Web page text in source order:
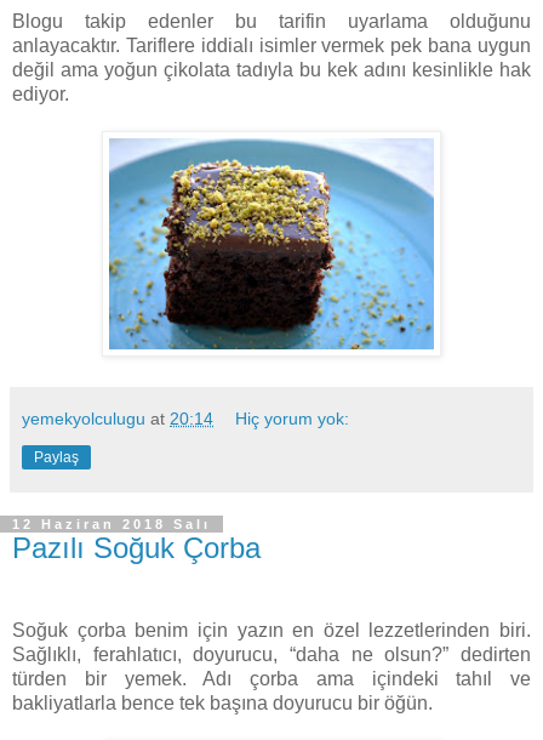
Blogu takip edenler bu tarifin uyarlama olduğunu
anlayacaktır. Tariflere iddialı isimler vermek pek bana uygun
değil ama yoğun çikolata tadıyla bu kek adını kesinlikle hak
ediyor.
yemekyolculugu at 20:14 Hiç yorum yok:
Paylaş
12 Haziran 2018 Salı
Pazılı Soğuk Çorba
Soğuk çorba benim için yazın en özel lezzetlerinden biri.
Sağlıklı, ferahlatıcı, doyurucu, “daha ne olsun?” dedirten
türden bir yemek. Adı çorba ama içindeki tahıl ve
bakliyatlarla bence tek başına doyurucu bir öğün.